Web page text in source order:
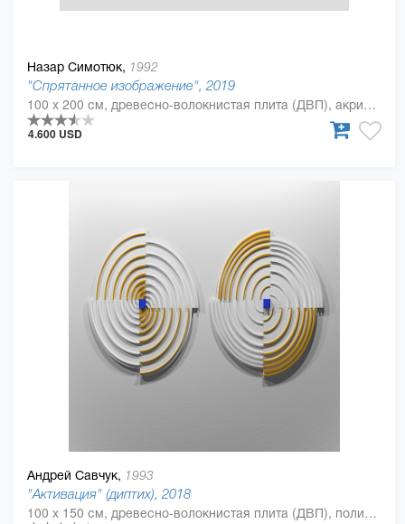
Назар Симотюк, 1992
"Спрятанное изображение", 2019
100 x 200 см, древесно-волокнистая плита (ДВП), акриловая краска, Дерево, полиуретан
4.600 USD
Андрей Савчук, 1993
"Активация" (диптих), 2018
100 x 150 см, древесно-волокнистая плита (ДВП), полиуретан